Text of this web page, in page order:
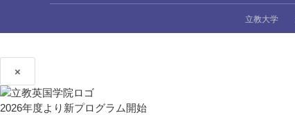
立教大学
×
2026年度より新プログラム開始